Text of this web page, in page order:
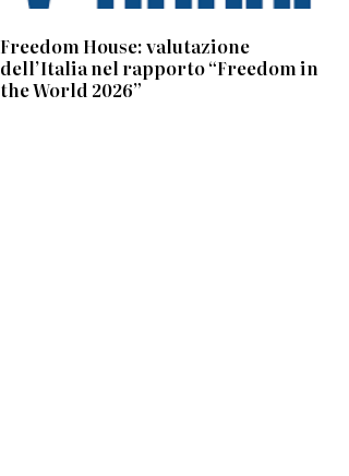
Freedom House: valutazione
dell’Italia nel rapporto “Freedom in
the World 2026”